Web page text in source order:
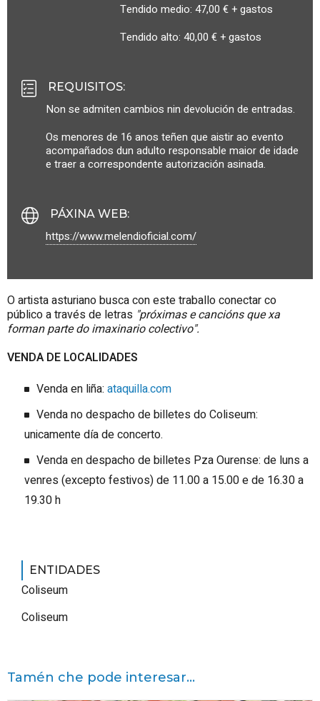
Tendido medio: 47,00 € + gastos
Tendido alto: 40,00 € + gastos
REQUISITOS:
Non se admiten cambios nin devolución de entradas.
Os menores de 16 anos teñen que aistir ao evento
acompañados dun adulto responsable maior de idade
e traer a correspondente autorización asinada.
PÁXINA WEB:
https://www.melendioficial.com/
O artista asturiano busca con este traballo conectar co
público a través de letras "próximas e cancións que xa
forman parte do imaxinario colectivo".
VENDA DE LOCALIDADES
Venda en liña: ataquilla.com
Venda no despacho de billetes do Coliseum:
unicamente día de concerto.
Venda en despacho de billetes Pza Ourense: de luns a
venres (excepto festivos) de 11.00 a 15.00 e de 16.30 a
19.30 h
ENTIDADES
Coliseum
Coliseum
Tamén che pode interesar...